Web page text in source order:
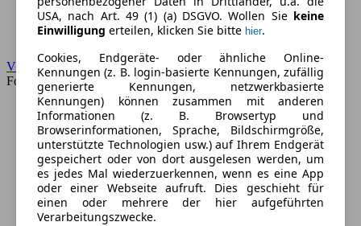
VW
Forum
USA, nach Art. 49 (1) (a) DSGVO. Wollen Sie keine
Einwilligung erteilen, klicken Sie bitte hier.
Cookies, Endgeräte- oder ähnliche Online-
Kennungen (z. B. login-basierte Kennungen, zufällig
generierte Kennungen, netzwerkbasierte
Kennungen) können zusammen mit anderen
Informationen (z. B. Browsertyp und
Browserinformationen, Sprache, Bildschirmgröße,
unterstützte Technologien usw.) auf Ihrem Endgerät
gespeichert oder von dort ausgelesen werden, um
es jedes Mal wiederzuerkennen, wenn es eine App
oder einer Webseite aufruft. Dies geschieht für
einen oder mehrere der hier aufgeführten
Verarbeitungszwecke.